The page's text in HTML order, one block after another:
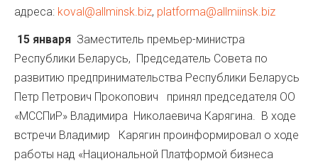
адреса: koval@allminsk.biz, platforma@allmiinsk.biz
15 января Заместитель премьер-министра
Республики Беларусь, Председатель Совета по
развитию предпринимательства Республики Беларусь
Петр Петрович Прокопович принял председателя ОО
«МССПиР» Владимира Николаевича Карягина. В ходе
встречи Владимир Карягин проинформировал о ходе
работы над «Национальной Платформой бизнеса